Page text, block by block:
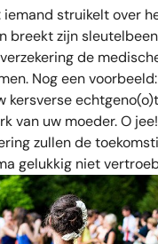
iemand struikelt over
breekt zijn
de
Nog een
kersverse
van uw moeder. O
zullen de
gelukkig niet